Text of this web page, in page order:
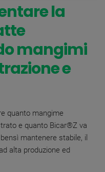
la
mangimi
e
quanto mangime
e quanto Bicar®Z va
mantenere stabile, il
alta produzione ed